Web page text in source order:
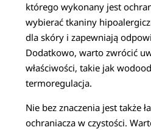
którego wykonany jest
wybierać tkaniny
dla skóry i zapewniają
Dodatkowo, warto zwrócić
właściwości, takie jak
termoregulacja.
Nie bez znaczenia jest także
ochraniacza w czystości.